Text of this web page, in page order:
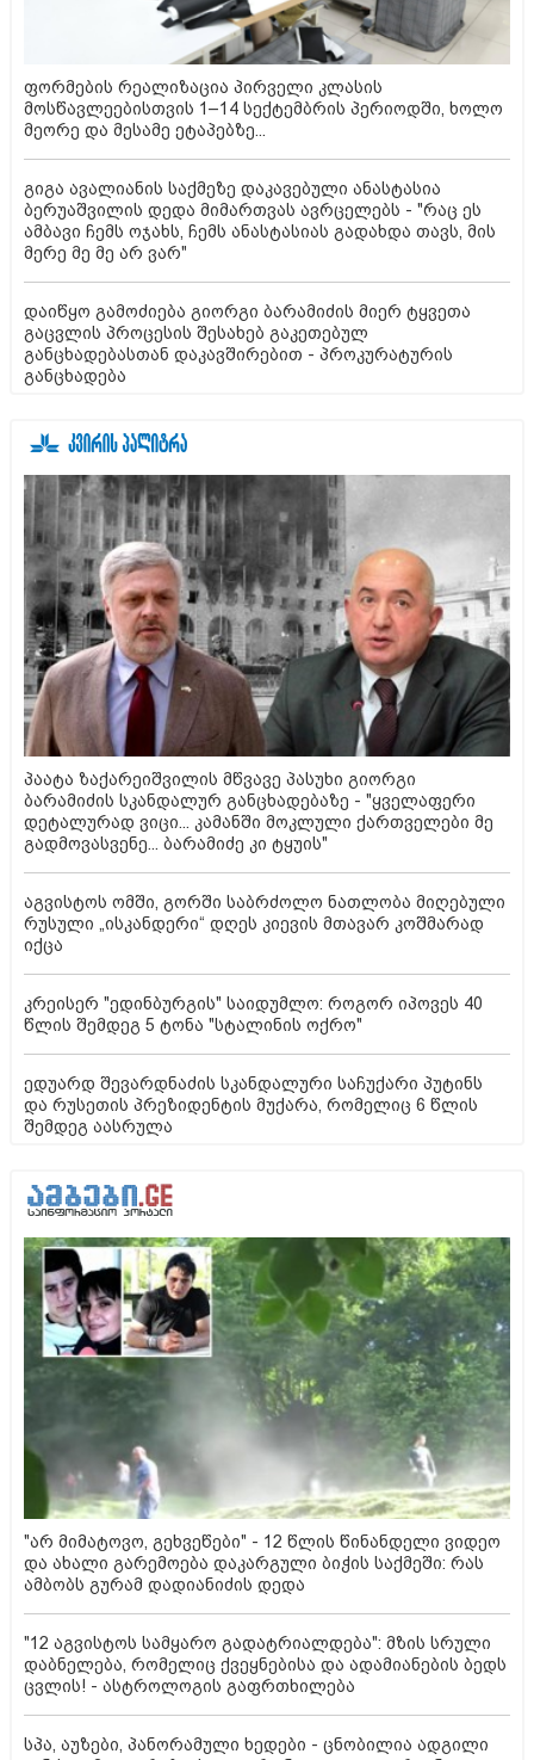
ფორმების რეალიზაცია პირველი კლასის
მოსწავლეებისთვის 1–14 სექტემბრის პერიოდში, ხოლო
მეორე და მესამე ეტაპებზე...
გიგა ავალიანის საქმეზე დაკავებული ანასტასია
ბერუაშვილის დედა მიმართვას ავრცელებს - "რაც ეს
ამბავი ჩემს ოჯახს, ჩემს ანასტასიას გადახდა თავს, მის
მერე მე მე არ ვარ"
დაიწყო გამოძიება გიორგი ბარამიძის მიერ ტყვეთა
გაცვლის პროცესის შესახებ გაკეთებულ
განცხადებასთან დაკავშირებით - პროკურატურის
განცხადება
პაატა ზაქარეიშვილის მწვავე პასუხი გიორგი
ბარამიძის სკანდალურ განცხადებაზე - "ყველაფერი
დეტალურად ვიცი... კამანში მოკლული ქართველები მე
გადმოვასვენე... ბარამიძე კი ტყუის"
აგვისტოს ომში, გორში საბრძოლო ნათლობა მიღებული
რუსული „ისკანდერი“ დღეს კიევის მთავარ კოშმარად
იქცა
კრეისერ "ედინბურგის" საიდუმლო: როგორ იპოვეს 40
წლის შემდეგ 5 ტონა "სტალინის ოქრო"
ედუარდ შევარდნაძის სკანდალური საჩუქარი პუტინს
და რუსეთის პრეზიდენტის მუქარა, რომელიც 6 წლის
შემდეგ აასრულა
"არ მიმატოვო, გეხვეწები" - 12 წლის წინანდელი ვიდეო
და ახალი გარემოება დაკარგული ბიჭის საქმეში: რას
ამბობს გურამ დადიანიძის დედა
"12 აგვისტოს სამყარო გადატრიალდება": მზის სრული
დაბნელება, რომელიც ქვეყნებისა და ადამიანების ბედს
ცვლის! - ასტროლოგის გაფრთხილება
სპა, აუზები, პანორამული ხედები - ცნობილია ადგილი